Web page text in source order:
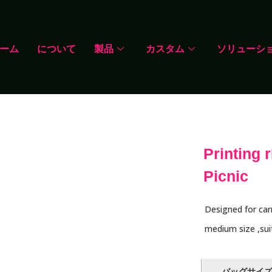
ム について 製品 カスタム ソリューシ
Printing
Picnic
Designed for
medium size